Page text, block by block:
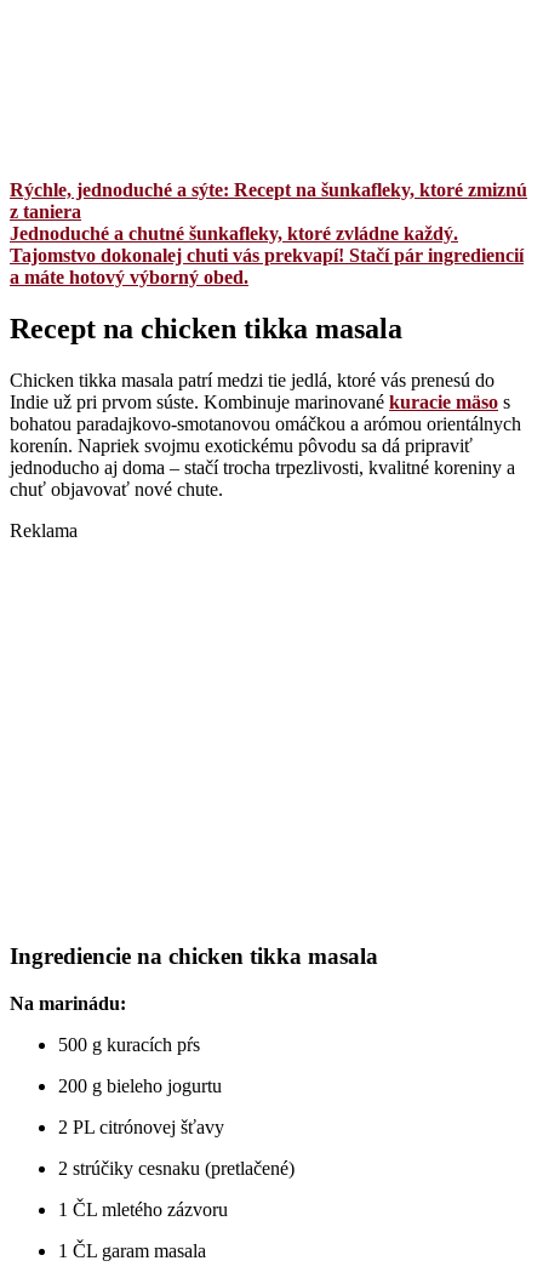
Rýchle, jednoduché a sýte: Recept na šunkafleky, ktoré zmiznú
z taniera
Jednoduché a chutné šunkafleky, ktoré zvládne každý.
Tajomstvo dokonalej chuti vás prekvapí! Stačí pár ingrediencií
a máte hotový výborný obed.
Recept na chicken tikka masala
Chicken tikka masala patrí medzi tie jedlá, ktoré vás prenesú do
Indie už pri prvom súste. Kombinuje marinované kuracie mäso s
bohatou paradajkovo-smotanovou omáčkou a arómou orientálnych
korenín. Napriek svojmu exotickému pôvodu sa dá pripraviť
jednoducho aj doma – stačí trocha trpezlivosti, kvalitné koreniny a
chuť objavovať nové chute.
Reklama
Ingrediencie na chicken tikka masala
Na marinádu:
500 g kuracích pŕs
200 g bieleho jogurtu
2 PL citrónovej šťavy
2 strúčiky cesnaku (pretlačené)
1 ČL mletého zázvoru
1 ČL garam masala